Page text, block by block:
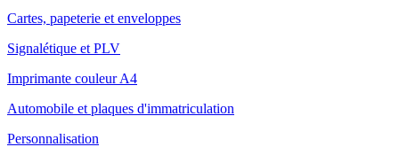
Cartes, papeterie et enveloppes
Signalétique et PLV
Imprimante couleur A4
Automobile et plaques d'immatriculation
Personnalisation